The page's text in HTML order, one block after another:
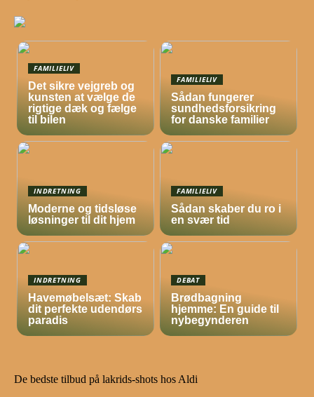
FAMILIELIV
Det sikre vejgreb og
kunsten at vælge de
rigtige dæk og fælge
til bilen
FAMILIELIV
Sådan fungerer
sundhedsforsikring
for danske familier
INDRETNING
Moderne og tidsløse
løsninger til dit hjem
FAMILIELIV
Sådan skaber du ro i
en svær tid
INDRETNING
Havemøbelsæt: Skab
dit perfekte udendørs
paradis
DEBAT
Brødbagning
hjemme: En guide til
nybegynderen
De bedste tilbud på lakrids-shots hos Aldi